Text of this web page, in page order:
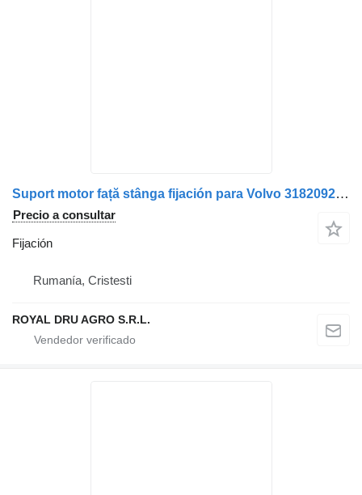
Suport motor față stânga fijación para Volvo 3182092 camión
Precio a consultar
Fijación
Rumanía, Cristesti
ROYAL DRU AGRO S.R.L.